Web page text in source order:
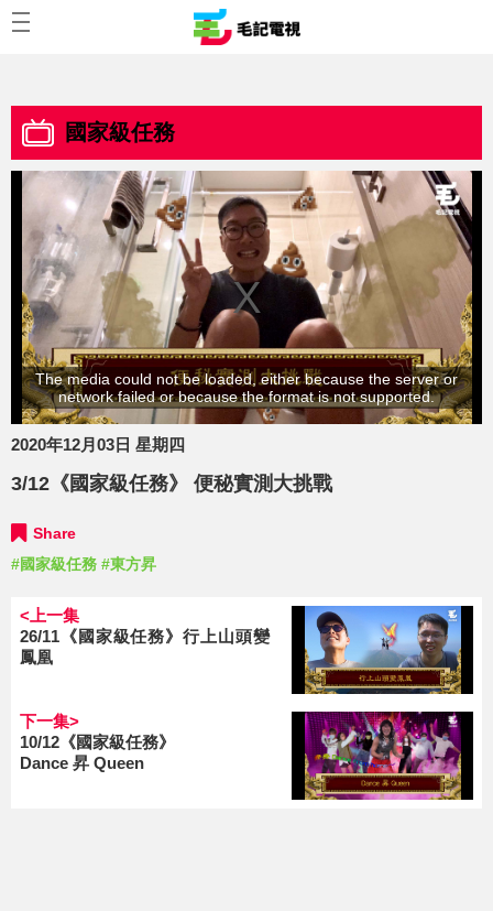
國家級任務
The media could not be loaded, either because the server or
network failed or because the format is not supported.
2020年12月03日 星期四
3/12《國家級任務》 便秘實測大挑戰
Share
#國家級任務 #東方昇
<上一集
26/11《國家級任務》行上山頭變
鳳凰
下一集>
10/12《國家級任務》
Dance 昇 Queen